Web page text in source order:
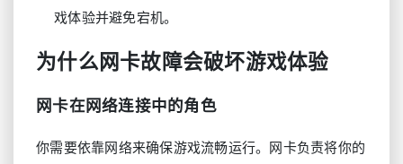
戏体验并避免宕机。
为什么网卡故障会破坏游戏体验
网卡在网络连接中的角色
你需要依靠网络来确保游戏流畅运行。网卡负责将你的